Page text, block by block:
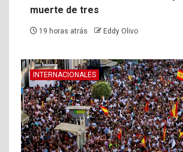
muerte de tres
19 horas atrás Eddy Olivo
INTERNACIONALES